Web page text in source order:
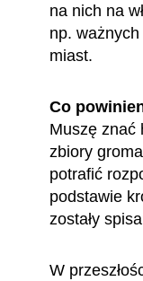
na nich na
np.
miast.
Co
Muszę znać
zbiory
potrafić
podstawie
zostały
W